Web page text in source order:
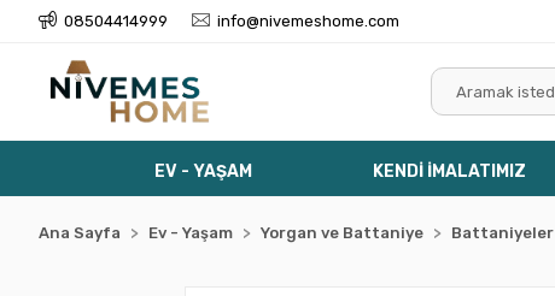
08504414999 info@nivemeshome.com
EV - YAŞAM KENDİ İMALATIMIZ
Ana Sayfa Ev - Yaşam Yorgan ve Battaniye Battaniyeler